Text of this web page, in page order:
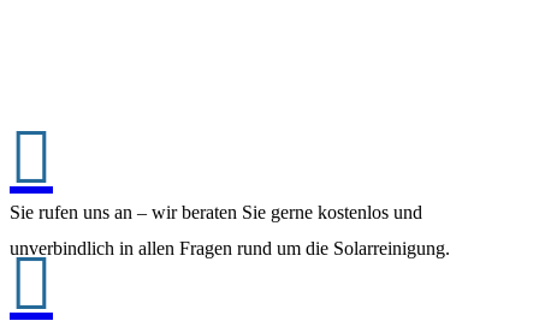

Sie rufen uns an – wir beraten Sie gerne kostenlos und
unverbindlich in allen Fragen rund um die Solarreinigung.
